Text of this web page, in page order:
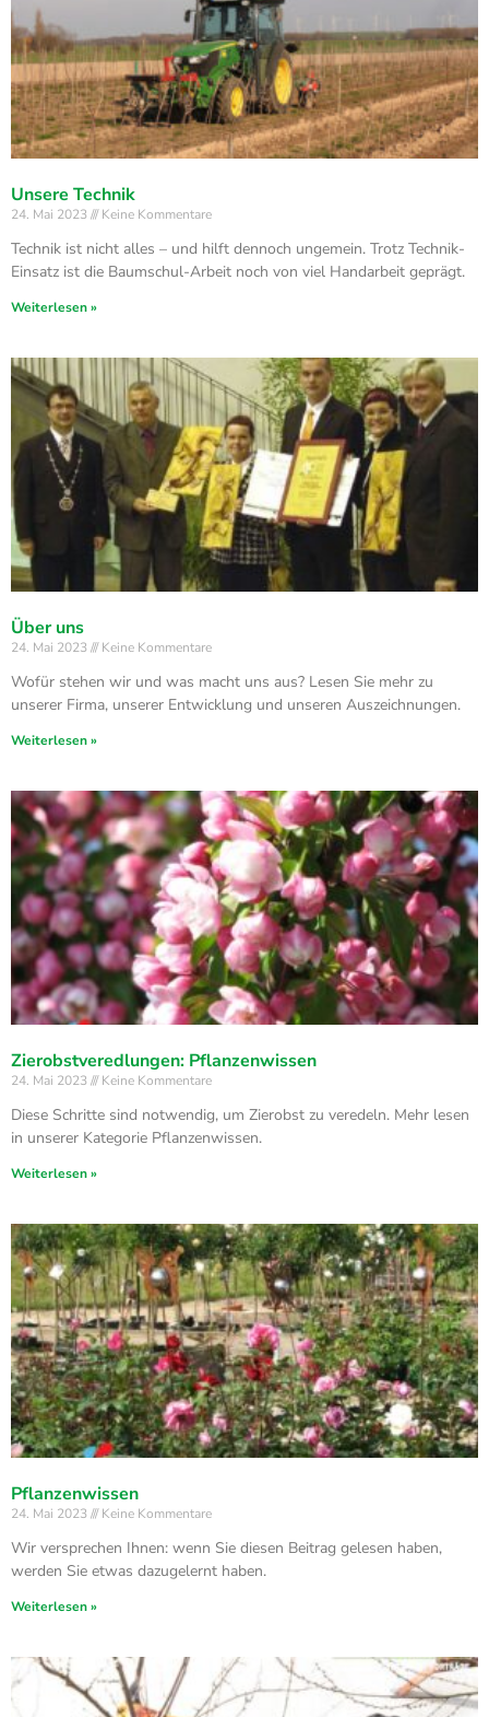
Unsere Technik
24. Mai 2023 Keine Kommentare
Technik ist nicht alles – und hilft dennoch ungemein. Trotz Technik-
Einsatz ist die Baumschul-Arbeit noch von viel Handarbeit geprägt.
Weiterlesen »
Über uns
24. Mai 2023 Keine Kommentare
Wofür stehen wir und was macht uns aus? Lesen Sie mehr zu
unserer Firma, unserer Entwicklung und unseren Auszeichnungen.
Weiterlesen »
Zierobstveredlungen: Pflanzenwissen
24. Mai 2023 Keine Kommentare
Diese Schritte sind notwendig, um Zierobst zu veredeln. Mehr lesen
in unserer Kategorie Pflanzenwissen.
Weiterlesen »
Pflanzenwissen
24. Mai 2023 Keine Kommentare
Wir versprechen Ihnen: wenn Sie diesen Beitrag gelesen haben,
werden Sie etwas dazugelernt haben.
Weiterlesen »